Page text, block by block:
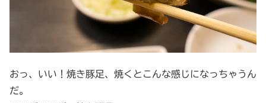
おっ、いい！焼き豚足、焼くとこんな感じになっちゃうん
だ。